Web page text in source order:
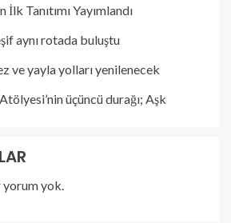
Tanıtımı Yayımlandı
aynı rotada buluştu
ve yayla yolları yenilenecek
üçüncü durağı; Aşk
yok.